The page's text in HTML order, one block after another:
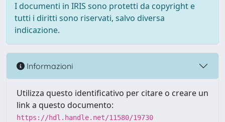
I documenti in IRIS sono protetti da copyright e
tutti i diritti sono riservati, salvo diversa
indicazione.
Informazioni
Utilizza questo identificativo per citare o creare un
link a questo documento:
https://hdl.handle.net/11580/19730